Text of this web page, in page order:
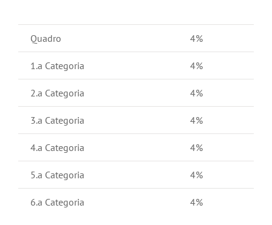
Quadro 4%
1.a Categoria 4%
2.a Categoria 4%
3.a Categoria 4%
4.a Categoria 4%
5.a Categoria 4%
6.a Categoria 4%